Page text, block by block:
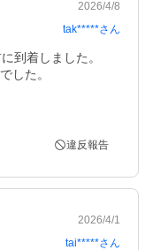
2026/4/8
tak*****さん
到着しました。
した。
違反報告
2026/4/1
tai*****さん